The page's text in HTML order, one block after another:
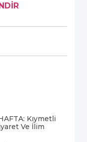
Kıymetli
Ve İlim